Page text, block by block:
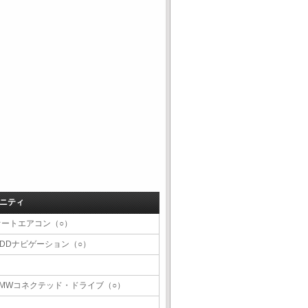
ティ
トエアコン（○）
ナビゲーション（○）
コネクテッド・ドライブ（○）